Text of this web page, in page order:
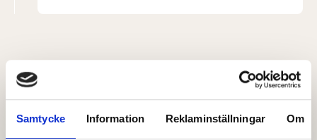
Samtycke Information Reklaminställningar Om
Leaderboard.